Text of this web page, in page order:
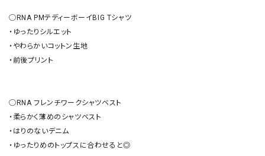
◯RNA PMテディーボーイBIG Tシャツ
・ゆったりシルエット
・やわらかいコットン生地
・前後プリント
◯RNA フレンチワークシャツベスト
・柔らかく薄めのシャツベスト
・はりのないデニム
・ゆったりめのトップスに合わせると◎